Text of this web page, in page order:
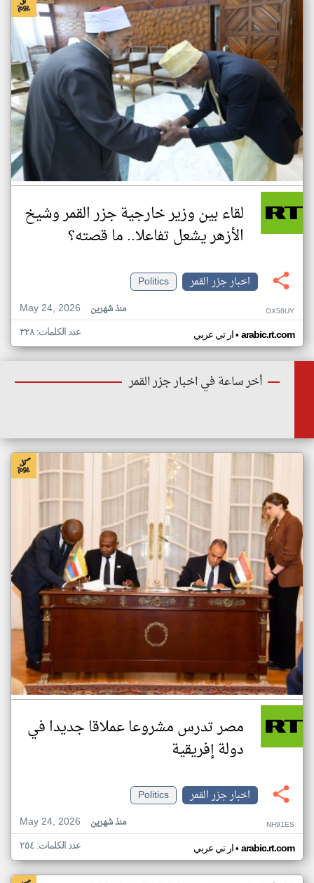
لقاء بين وزير خارجية جزر القمر وشيخ
الأزهر يشعل تفاعلا.. ما قصته؟
اخبار جزر القمر
Politics
May 24, 2026
منذ شهرين OX58UY
ار تي عربي• arabic.rt.com عدد الكلمات: ٣٢٨
أخر ساعة في اخبار جزر القمر
مصر تدرس مشروعا عملاقا جديدا في
دولة إفريقية
اخبار جزر القمر
Politics
May 24, 2026
منذ شهرين NH91ES
ار تي عربي• arabic.rt.com عدد الكلمات: ٢٥٤